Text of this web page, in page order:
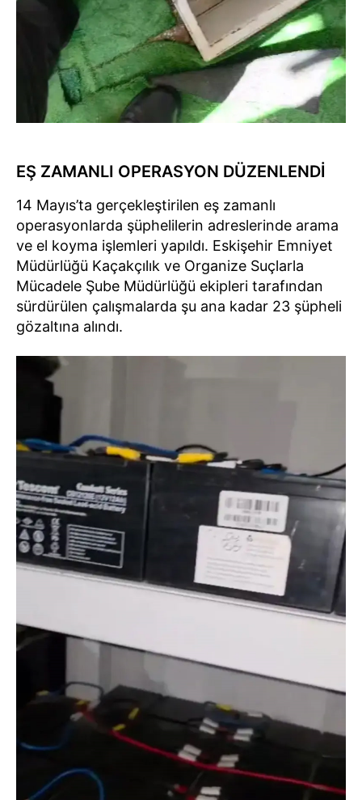
EŞ ZAMANLI OPERASYON DÜZENLENDİ
14 Mayıs’ta gerçekleştirilen eş zamanlı
operasyonlarda şüphelilerin adreslerinde arama
ve el koyma işlemleri yapıldı. Eskişehir Emniyet
Müdürlüğü Kaçakçılık ve Organize Suçlarla
Mücadele Şube Müdürlüğü ekipleri tarafından
sürdürülen çalışmalarda şu ana kadar 23 şüpheli
gözaltına alındı.